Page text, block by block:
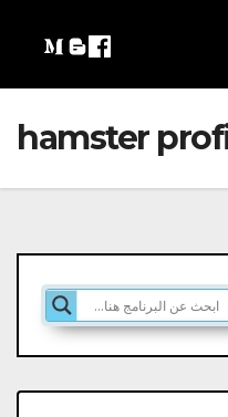
hamster